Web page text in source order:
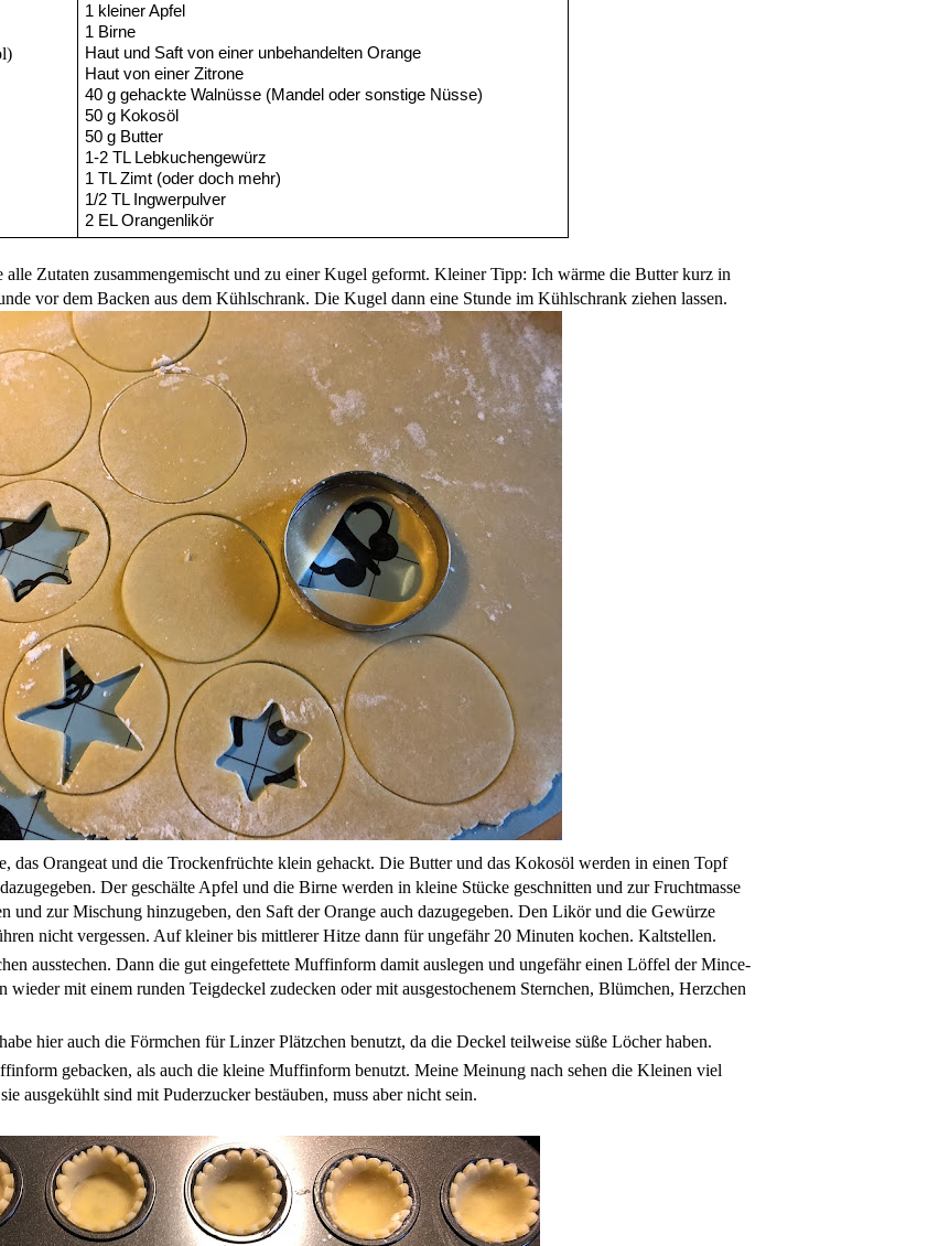
1 kleiner Apfel
1 Birne
Haut und Saft von einer unbehandelten Orange
Haut von einer Zitrone
40 g gehackte Walnüsse (Mandel oder sonstige Nüsse)
50 g Kokosöl
50 g Butter
1-2 TL Lebkuchengewürz
1 TL Zimt (oder doch mehr)
1/2 TL Ingwerpulver
2 EL Orangenlikör
Zutaten zusammengemischt und zu einer Kugel geformt. Kleiner Tipp: Ich wärme die Butter kurz in
vor dem Backen aus dem Kühlschrank. Die Kugel dann eine Stunde im Kühlschrank ziehen lassen.
das Orangeat und die Trockenfrüchte klein gehackt. Die Butter und das Kokosöl werden in einen Topf
Der geschälte Apfel und die Birne werden in kleine Stücke geschnitten und zur Fruchtmasse
und zur Mischung hinzugeben, den Saft der Orange auch dazugegeben. Den Likör und die Gewürze
nicht vergessen. Auf kleiner bis mittlerer Hitze dann für ungefähr 20 Minuten kochen. Kaltstellen.
ausstechen. Dann die gut eingefettete Muffinform damit auslegen und ungefähr einen Löffel der Mince-
mit einem runden Teigdeckel zudecken oder mit ausgestochenem Sternchen, Blümchen, Herzchen
hier auch die Förmchen für Linzer Plätzchen benutzt, da die Deckel teilweise süße Löcher haben.
gebacken, als auch die kleine Muffinform benutzt. Meine Meinung nach sehen die Kleinen viel
ausgekühlt sind mit Puderzucker bestäuben, muss aber nicht sein.